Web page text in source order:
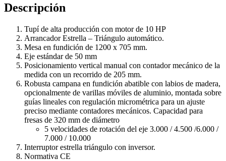
Descripción
Tupí de alta producción con motor de 10 HP
Arrancador Estrella – Triángulo automático.
Mesa en fundición de 1200 x 705 mm.
Eje estándar de 50 mm
Posicionamiento vertical manual con contador mecánico de la
medida con un recorrido de 205 mm.
Robusta campana en fundición abatible con labios de madera,
opcionalmente de varillas móviles de aluminio, montada sobre
guías lineales con regulación micrométrica para un ajuste
preciso mediante contadores mecánicos. Capacidad para
fresas de 320 mm de diámetro
5 velocidades de rotación del eje 3.000 / 4.500 /6.000 /
7.000 / 10.000
Interruptor estrella triángulo con inversor.
Normativa CE